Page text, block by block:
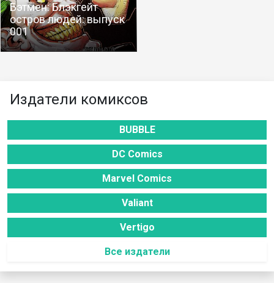
Бэтмен: Блэкгейт
остров людей: выпуск
001
Издатели комиксов
BUBBLE
DC Comics
Marvel Comics
Valiant
Vertigo
Все издатели